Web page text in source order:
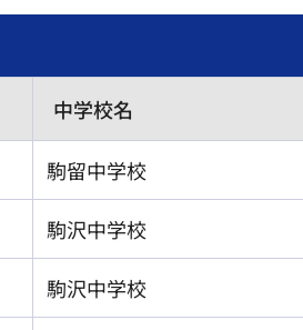
中学校名
駒留中学校
駒沢中学校
駒沢中学校